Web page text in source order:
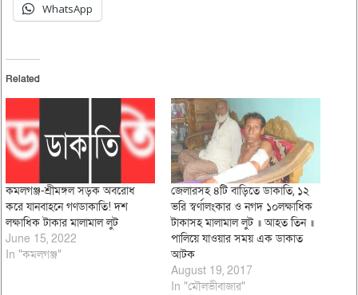
WhatsApp
Related
কমলগঞ্জ-শ্রীমঙ্গল সড়ক অবরোধ
করে যানবাহনে গণডাকাতি! দশ
লক্ষাধিক টাকার মালামাল লুট
June 15, 2022
In "কমলগঞ্জ"
জেলারসহ ৪টি বাড়িতে ডাকাতি, ১২
ভরি স্বর্ণালংকার ও নগদ ১০লক্ষাধিক
টাকাসহ মালামাল লুট ॥ আহত তিন ॥
পালিয়ে যাওয়ার সময় এক ডাকাত
আটক
August 19, 2017
In "মৌলভীবাজার"